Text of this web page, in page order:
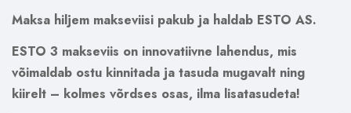
Maksa hiljem makseviisi pakub ja haldab ESTO AS.
ESTO 3 makseviis on innovatiivne lahendus, mis
võimaldab ostu kinnitada ja tasuda mugavalt ning
kiirelt – kolmes võrdses osas, ilma lisatasudeta!